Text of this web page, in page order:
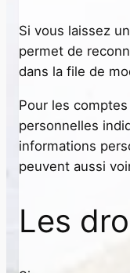
Si vous laissez
permet de
dans la file de
Pour les
personnelles
informations
peuvent aussi
Les